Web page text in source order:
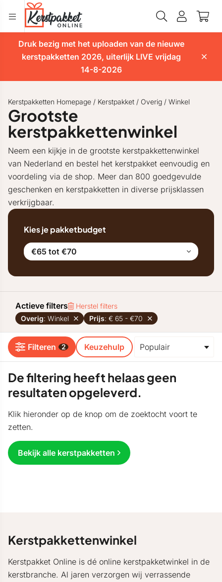
Druk bezig met het uploaden van de nieuwe
kerstpakketten 2026, uiterlijk LIVE vrijdag
14-8-2026
Kerstpakketten Homepage / Kerstpakket / Overig / Winkel
Grootste
kerstpakkettenwinkel
Neem een kijkje in de grootste kerstpakkettenwinkel
van Nederland en bestel het kerstpakket eenvoudig en
voordeling via de shop. Meer dan 800 goedgevulde
geschenken en kerstpakketten in diverse prijsklassen
verkrijgbaar.
Kies je pakketbudget
€65 tot €70
Actieve filters
Herstel filters
Overig: Winkel Prijs: € 65 - €70
Filteren 2 Keuzehulp
De filtering heeft helaas geen
resultaten opgeleverd.
Klik hieronder op de knop om de zoektocht voort te
zetten.
Bekijk alle kerstpakketten
Kerstpakkettenwinkel
Kerstpakket Online is dé online kerstpakketwinkel in de
kerstbranche. Al jaren verzorgen wij verrassende